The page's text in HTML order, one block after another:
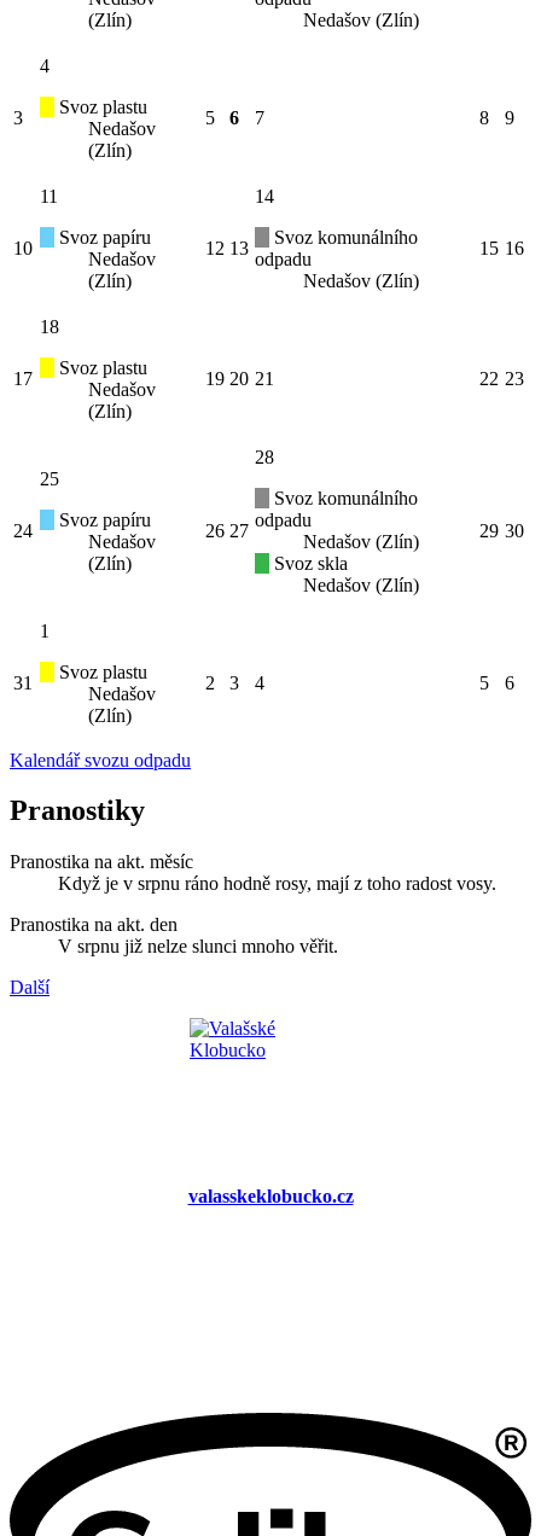
(Zlín)
Nedašov (Zlín)
3
4
Svoz plastu
Nedašov
(Zlín)
5 6 7 8 9
10
11
Svoz papíru
Nedašov
(Zlín)
12 13
14
Svoz komunálního
odpadu
Nedašov (Zlín)
15 16
17
18
Svoz plastu
Nedašov
(Zlín)
19 20 21 22 23
24
25
Svoz papíru
Nedašov
(Zlín)
26 27
28
Svoz komunálního
odpadu
Nedašov (Zlín)
Svoz skla
Nedašov (Zlín)
29 30
31
1
Svoz plastu
Nedašov
(Zlín)
2 3 4 5 6
Kalendář svozu odpadu
Pranostiky
Pranostika na akt. měsíc
Když je v srpnu ráno hodně rosy, mají z toho radost vosy.
Pranostika na akt. den
V srpnu již nelze slunci mnoho věřit.
Další
valasskeklobucko.cz